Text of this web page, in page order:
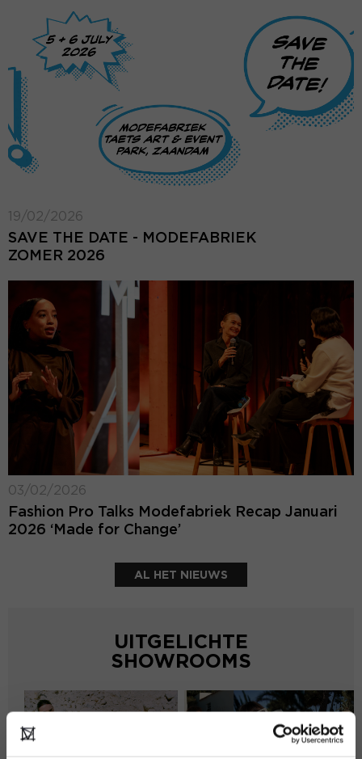
19/02/2026
SAVE THE DATE - MODEFABRIEK
ZOMER 2026
03/02/2026
Fashion Pro Talks Modefabriek Recap Januari
2026 ‘Made for Change’
AL HET NIEUWS
UITGELICHTE
SHOWROOMS